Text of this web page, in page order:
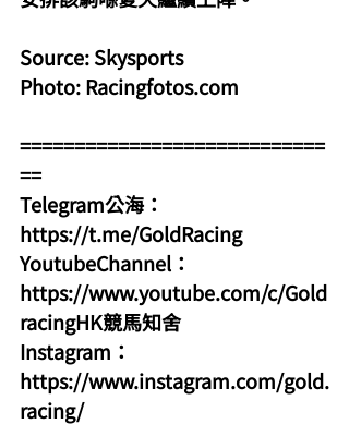
Source: Skysports
Photo: Racingfotos.com
============================
==
Telegram公海：
https://t.me/GoldRacing
YoutubeChannel：
https://www.youtube.com/c/Gold
racingHK競馬知舍
Instagram：
https://www.instagram.com/gold.
racing/